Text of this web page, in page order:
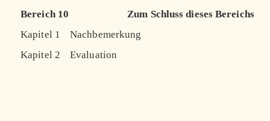
Bereich 10
Zum Schluss dieses Bereichs
Kapitel 1
Nachbemerkung
Kapitel 2
Evaluation